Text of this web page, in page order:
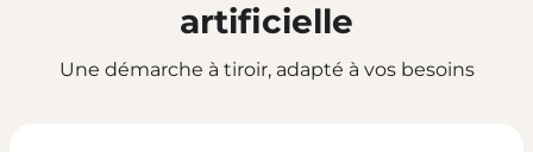
artificielle
Une démarche à tiroir, adapté à vos besoins